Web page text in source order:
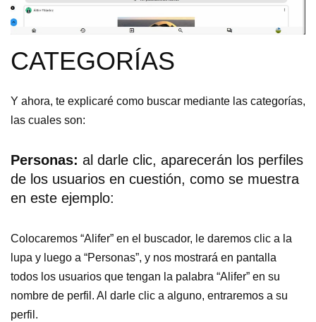
CATEGORÍAS
Y ahora, te explicaré como buscar mediante las categorías,
las cuales son:
Personas: al darle clic, aparecerán los perfiles
de los usuarios en cuestión, como se muestra
en este ejemplo:
Colocaremos “Alifer” en el buscador, le daremos clic a la
lupa y luego a “Personas”, y nos mostrará en pantalla
todos los usuarios que tengan la palabra “Alifer” en su
nombre de perfil. Al darle clic a alguno, entraremos a su
perfil.